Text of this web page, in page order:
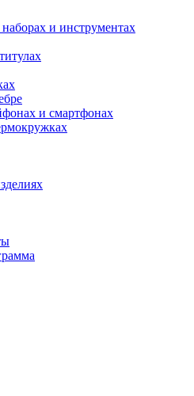
и инструментах
и смартфонах